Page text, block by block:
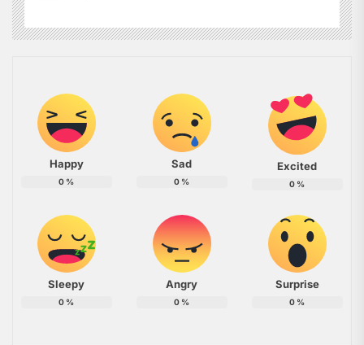
Happy
0 %
Sad
0 %
Excited
0 %
Sleepy
0 %
Angry
0 %
Surprise
0 %